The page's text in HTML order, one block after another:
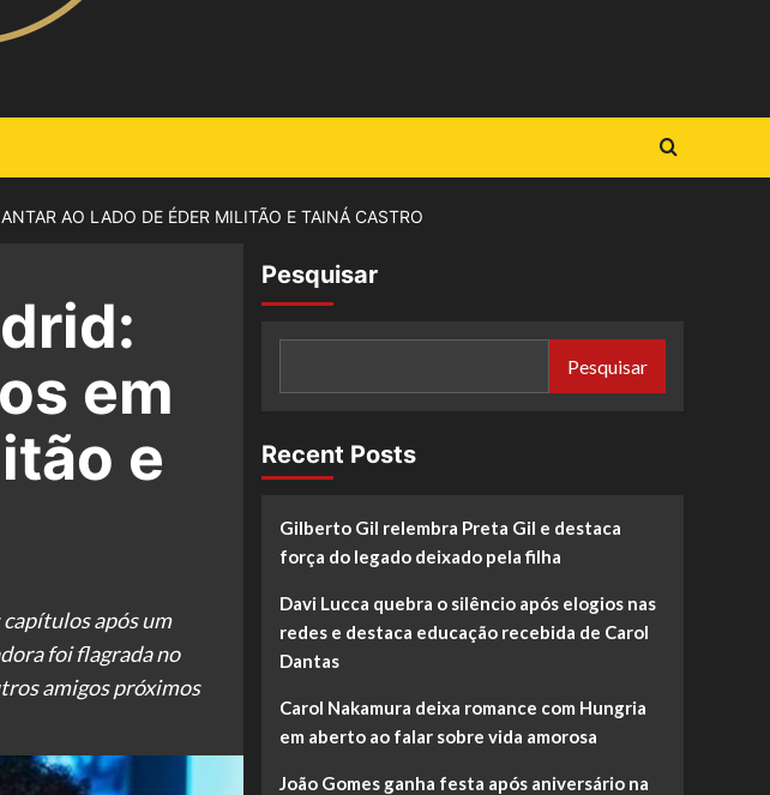
AO LADO DE ÉDER MILITÃO E TAINÁ CASTRO
em
e
após um
foi flagrada no
amigos próximos
Pesquisar
Pesquisar
Recent Posts
Gilberto Gil relembra Preta Gil e destaca
força do legado deixado pela filha
Davi Lucca quebra o silêncio após elogios nas
redes e destaca educação recebida de Carol
Dantas
Carol Nakamura deixa romance com Hungria
em aberto ao falar sobre vida amorosa
João Gomes ganha festa após aniversário na